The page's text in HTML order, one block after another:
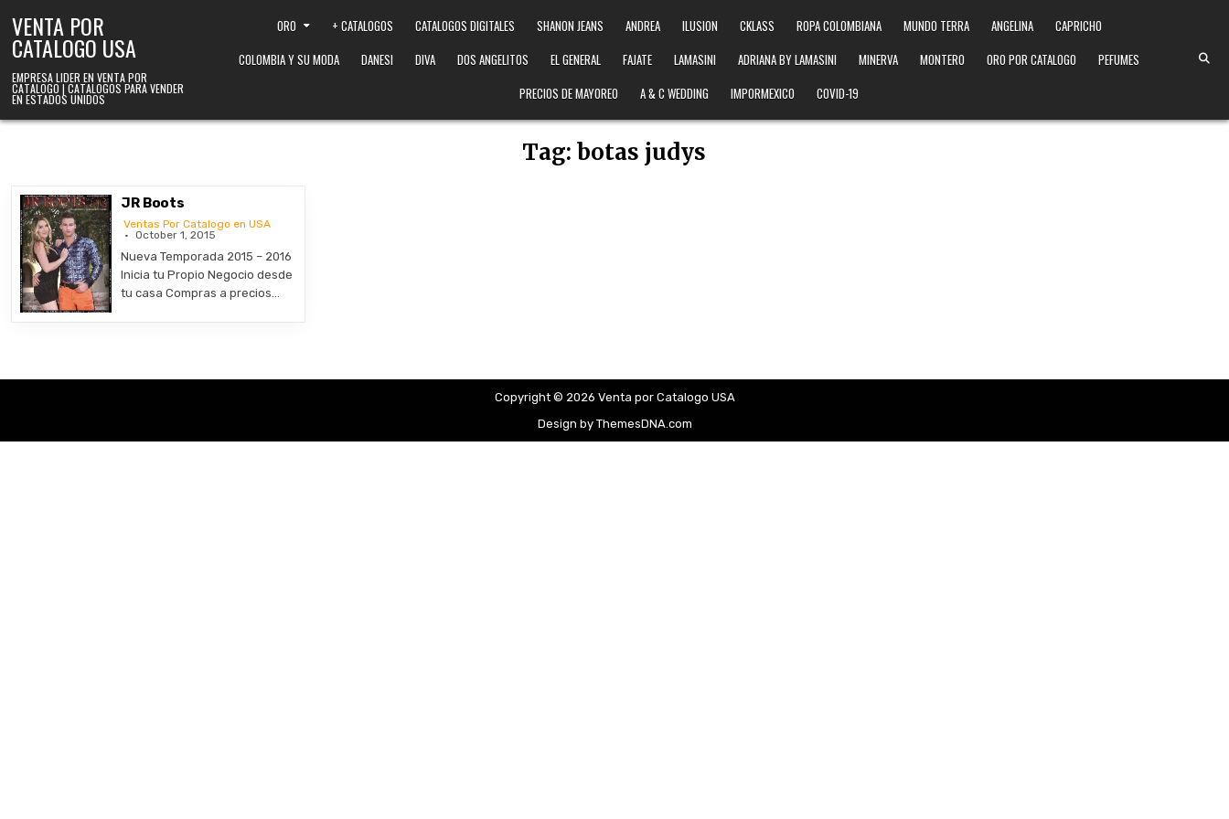
VENTA POR
CATALOGO USA
EMPRESA LIDER EN VENTA POR
CATALOGO | CATALOGOS PARA VENDER
EN ESTADOS UNIDOS
ORO + CATALOGOS CATALOGOS DIGITALES SHANON JEANS ANDREA ILUSION CKLASS ROPA COLOMBIANA MUNDO TERRA ANGELINA
CAPRICHO
COLOMBIA Y SU MODA
DANESI DIVA DOS ANGELITOS EL GENERAL FAJATE LAMASINI ADRIANA BY LAMASINI MINERVA MONTERO ORO POR CATALOGO
PEFUMES
PRECIOS DE MAYOREO
A & C WEDDING IMPORMEXICO COVID-19
Tag:botas judys
JR Boots
Ventas Por Catalogo en USA
October 1, 2015
Nueva Temporada 2015 – 2016
Inicia tu Propio Negocio desde
tu casa Compras a precios…
Copyright © 2026 Venta por Catalogo USA
Design by ThemesDNA.com